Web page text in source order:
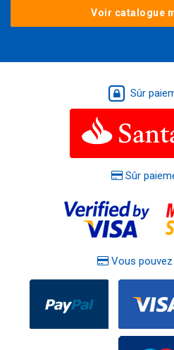
Voir catalogue
Sûr
Sûr
Vous